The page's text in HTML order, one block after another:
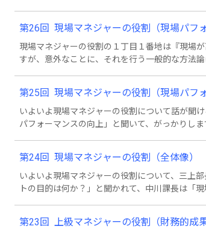
してのパフォーマンスに影響を与えているのです
第26回 現場マネジャーの役割（現場パフ
現場マネジャーの役割の１丁目１番地は『現場
すが、意外なことに、それを行う一般的な方法
第25回 現場マネジャーの役割（現場パフ
いよいよ現場マネジャーの役割について話が聞
パフォーマンスの向上」と聞いて、がっかりし
第24回 現場マネジャーの役割（全体像）
いよいよ現場マネジャーの役割について、三上
トの目的は何か？」と聞かれて、中川課長は「
と・・・。
第23回 上級マネジャーの役割（財務的成